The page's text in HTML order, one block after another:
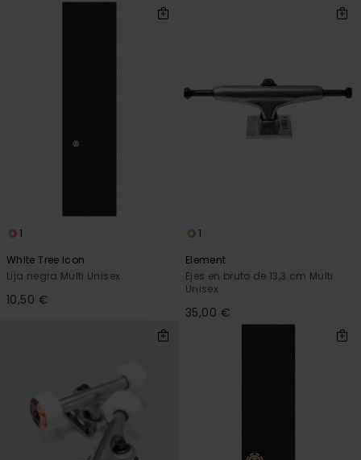
1
White Tree Icon
Lija negra Multi Unisex
10,50 €
1
Element
Ejes en bruto de 13,3 cm Multi
Unisex
35,00 €